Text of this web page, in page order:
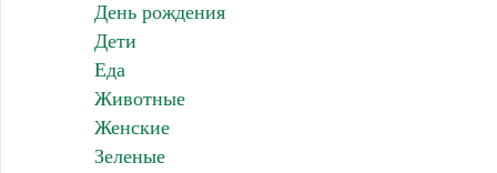
День рождения
Дети
Еда
Животные
Женские
Зеленые